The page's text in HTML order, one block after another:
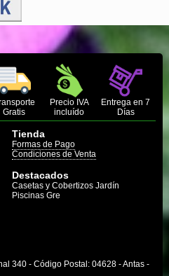
Gratis
Precio IVA
incluído
Entrega en 7
Días
Tienda
Formas de Pago
Condiciones de Venta
Destacados
Casetas y Cobertizos Jardín
Piscinas Gre
340 - Código Postal: 04628 - Antas -